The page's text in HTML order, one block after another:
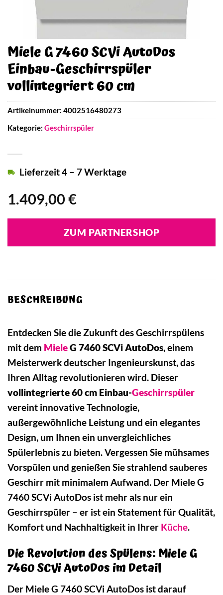
Miele G 7460 SCVi AutoDos
Einbau-Geschirrspüler
vollintegriert 60 cm
1.409,00 €
Lieferzeit 4 – 7 Werktage
ZUM PARTNERSHOP
Artikelnummer: 4002516480273
Kategorie: Geschirrspüler
BESCHREIBUNG
Entdecken Sie die Zukunft des Geschirrspülens
mit dem MieleG 7460 SCVi AutoDos, einem
Meisterwerk deutscher Ingenieurskunst, das
Ihren Alltag revolutionieren wird. Dieser
vollintegrierte 60 cm Einbau-Geschirrspüler
vereint innovative Technologie,
außergewöhnliche Leistung und ein elegantes
Design, um Ihnen ein unvergleichliches
Spülerlebnis zu bieten. Vergessen Sie mühsames
Vorspülen und genießen Sie strahlend sauberes
Geschirr mit minimalem Aufwand. Der Miele G
7460 SCVi AutoDos ist mehr als nur ein
Geschirrspüler – er ist ein Statement für Qualität,
Komfort und Nachhaltigkeit in Ihrer Küche.
Die Revolution des Spülens: Miele G
7460 SCVi AutoDos im Detail
Der Miele G 7460 SCVi AutoDos ist darauf